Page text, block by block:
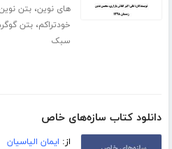
های نوین،بتن
خودتراکم،بتن
سبک
دانلود کتاب سازه‌های خاص
از: ایمان الیاسیان